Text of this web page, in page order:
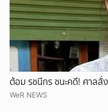
ต้อม รชนีกร ชนะคดี! ศาลสั่
WeR NEWS